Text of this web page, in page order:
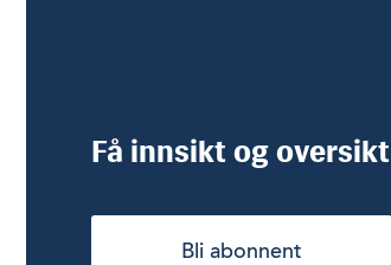
Få innsikt og oversikt
Bli abonnent